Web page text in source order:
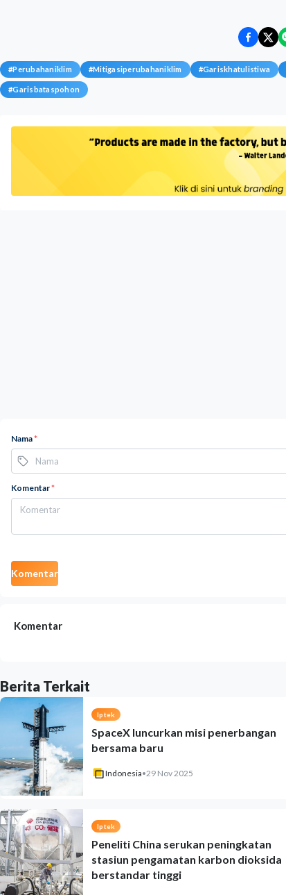
#Perubahaniklim #Mitigasiperubahaniklim #Gariskhatulistiwa
#Garisbataspohon
Nama*
Komentar*
Komentar
Komentar
Berita Terkait
Iptek
SpaceX luncurkan misi penerbangan
bersama baru
Indonesia•29 Nov 2025
Iptek
Peneliti China serukan peningkatan
stasiun pengamatan karbon dioksida
berstandar tinggi